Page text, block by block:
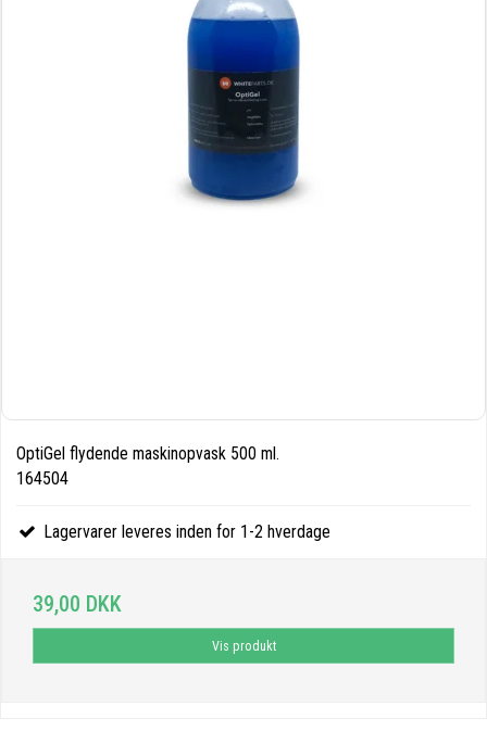
OptiGel flydende maskinopvask 500 ml.
164504
Lagervarer leveres inden for 1-2 hverdage
39,00 DKK
Vis produkt